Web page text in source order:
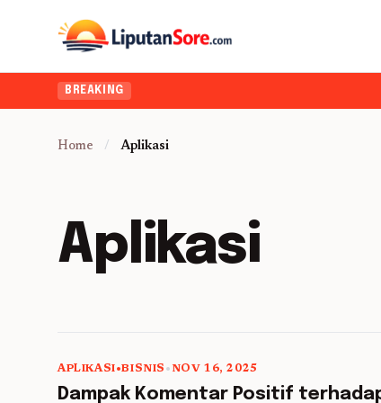
BREAKING
Home / Aplikasi
Aplikasi
5 min read
APLIKASI•BISNIS • NOV 16, 2025
Dampak Komentar Positif